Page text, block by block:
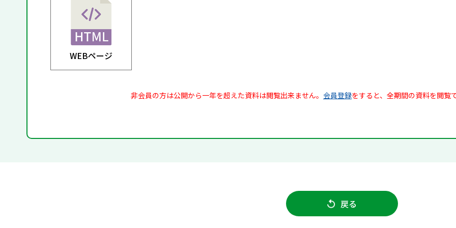
WEBページ
非会員の方は公開から一年を超えた資料は閲覧出来ません。 会員登録をすると、全期間の資料を閲覧
戻る